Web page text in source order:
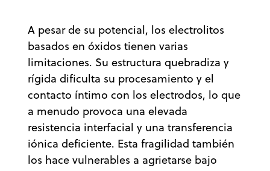
A pesar de su potencial, los electrolitos
basados en óxidos tienen varias
limitaciones. Su estructura quebradiza y
rígida dificulta su procesamiento y el
contacto íntimo con los electrodos, lo que
a menudo provoca una elevada
resistencia interfacial y una transferencia
iónica deficiente. Esta fragilidad también
los hace vulnerables a agrietarse bajo